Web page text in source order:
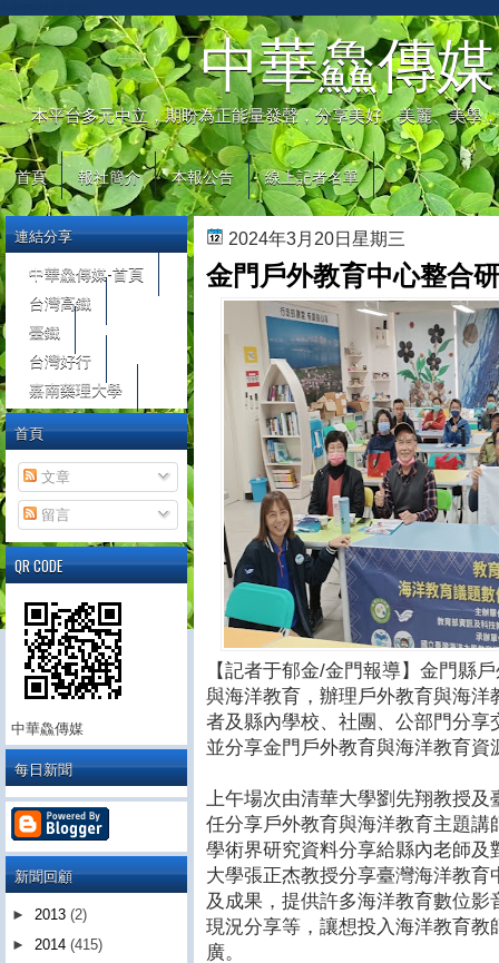
中華鱻傳媒
本平台多元中立，期盼為正能量發聲，分享美好、美麗、美學
首頁 報社簡介 本報公告 線上記者名單
2024年3月20日星期三
金門戶外教育中心整合
【記者于郁金/金門報導】金門縣
與海洋教育，辦理戶外教育與海
者及縣內學校、社團、公部門分
並分享金門戶外教育與海洋教育資
上午場次由清華大學劉先翔教授
任分享戶外教育與海洋教育主題
學術界研究資料分享給縣內老師
大學張正杰教授分享臺灣海洋教
及成果，提供許多海洋教育數位
現況分享等，讓想投入海洋教育
廣。
連結分享
中華鱻傳媒-首頁
台灣高鐵
臺鐵
台灣好行
嘉南藥理大學
首頁
文章
留言
QR CODE
中華鱻傳媒
每日新聞
新聞回顧
► 2013 (2)
► 2014 (415)